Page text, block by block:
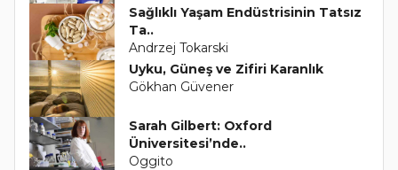
Sağlıklı Yaşam Endüstrisinin Tatsız
Ta..
Andrzej Tokarski
Uyku, Güneş ve Zifiri Karanlık
Gökhan Güvener
Sarah Gilbert: Oxford
Üniversitesi’nde..
Oggito